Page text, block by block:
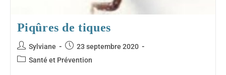
Piqûres de tiques
Auteur/autrice
de
Sylviane
Publication
publiée :
23 septembre 2020
PostSanté et Prévention